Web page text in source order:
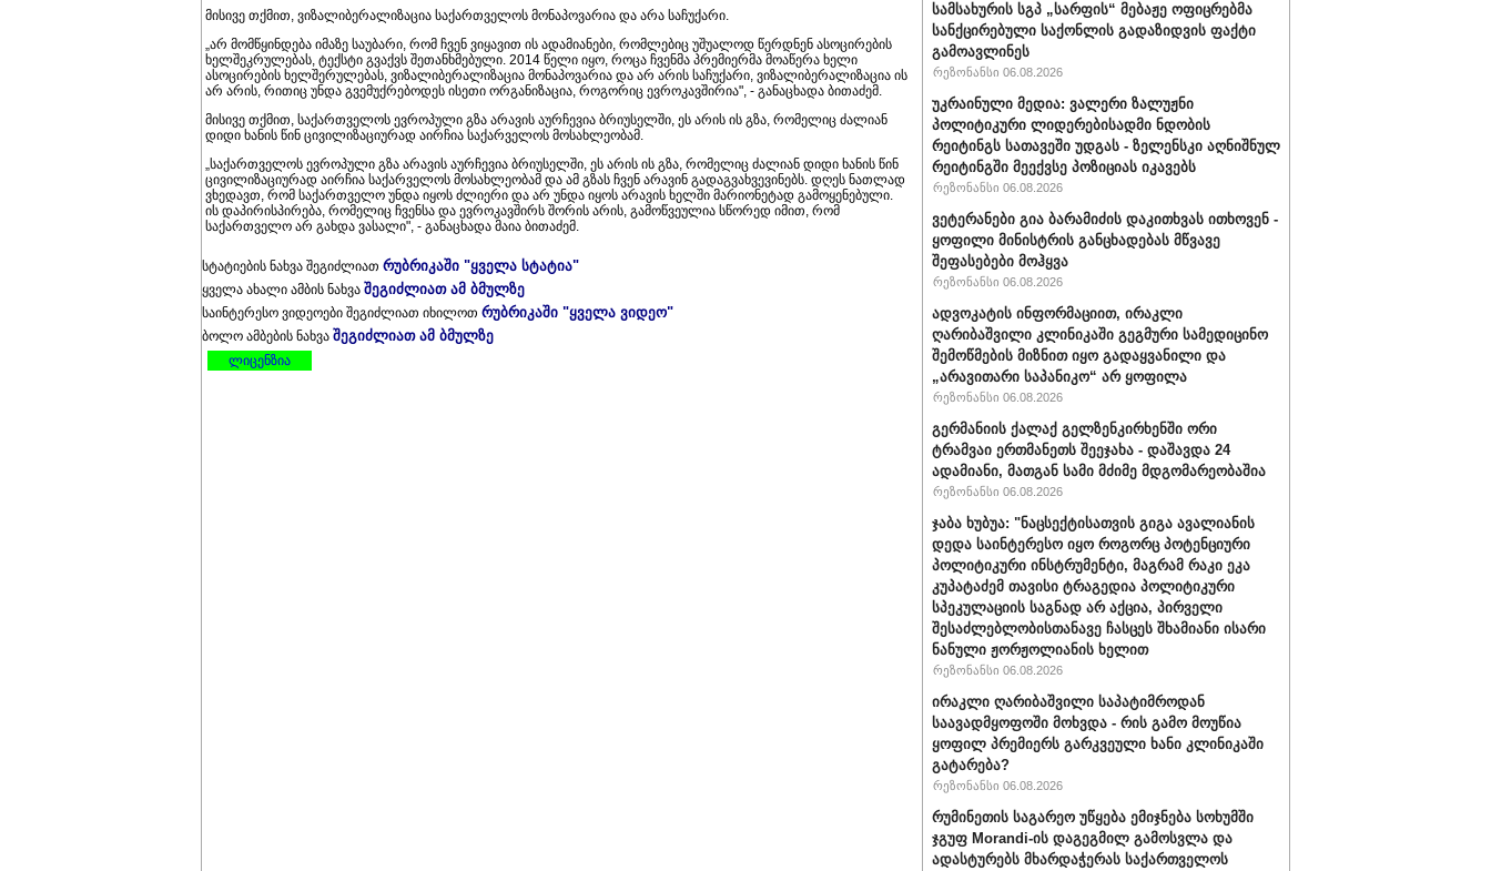
მისივე თქმით, ვიზალიბერალიზაცია საქართველოს მონაპოვარია და არა საჩუქარი.
„არ მომწყინდება იმაზე საუბარი, რომ ჩვენ ვიყავით ის ადამიანები, რომლებიც უშუალოდ წერდნენ ასოცირების
ხელშეკრულებას, ტექსტი გვაქვს შეთანხმებული. 2014 წელი იყო, როცა ჩვენმა პრემიერმა მოაწერა ხელი
ასოცირების ხელშერულებას, ვიზალიბერალიზაცია მონაპოვარია და არ არის საჩუქარი, ვიზალიბერალიზაცია ის
არ არის, რითიც უნდა გვემუქრებოდეს ისეთი ორგანიზაცია, როგორიც ევროკავშირია", - განაცხადა ბითაძემ.
მისივე თქმით, საქართველოს ევროპული გზა არავის აურჩევია ბრიუსელში, ეს არის ის გზა, რომელიც ძალიან
დიდი ხანის წინ ცივილიზაციურად აირჩია საქარველოს მოსახლეობამ.
„საქართველოს ევროპული გზა არავის აურჩევია ბრიუსელში, ეს არის ის გზა, რომელიც ძალიან დიდი ხანის წინ
ცივილიზაციურად აირჩია საქარველოს მოსახლეობამ და ამ გზას ჩვენ არავინ გადაგვახვევინებს. დღეს ნათლად
ვხედავთ, რომ საქართველო უნდა იყოს ძლიერი და არ უნდა იყოს არავის ხელში მარიონეტად გამოყენებული.
ის დაპირისპირება, რომელიც ჩვენსა და ევროკავშირს შორის არის, გამოწვეულია სწორედ იმით, რომ
საქართველო არ გახდა ვასალი", - განაცხადა მაია ბითაძემ.
სტატიების ნახვა შეგიძლიათ რუბრიკაში "ყველა სტატია"
ყველა ახალი ამბის ნახვა შეგიძლიათ ამ ბმულზე
საინტერესო ვიდეოები შეგიძლიათ იხილოთ რუბრიკაში "ყველა ვიდეო"
ბოლო ამბების ნახვა შეგიძლიათ ამ ბმულზე
ლიცენზია
სამსახურის სგპ „სარფის“ მებაჟე ოფიცრებმა
სანქცირებული საქონლის გადაზიდვის ფაქტი
გამოავლინეს
რეზონანსი 06.08.2026
უკრაინული მედია: ვალერი ზალუჟნი
პოლიტიკური ლიდერებისადმი ნდობის
რეიტინგს სათავეში უდგას - ზელენსკი აღნიშნულ
რეიტინგში მეექვსე პოზიციას იკავებს
რეზონანსი 06.08.2026
ვეტერანები გია ბარამიძის დაკითხვას ითხოვენ -
ყოფილი მინისტრის განცხადებას მწვავე
შეფასებები მოჰყვა
რეზონანსი 06.08.2026
ადვოკატის ინფორმაციით, ირაკლი
ღარიბაშვილი კლინიკაში გეგმური სამედიცინო
შემოწმების მიზნით იყო გადაყვანილი და
„არავითარი საპანიკო“ არ ყოფილა
რეზონანსი 06.08.2026
გერმანიის ქალაქ გელზენკირხენში ორი
ტრამვაი ერთმანეთს შეეჯახა - დაშავდა 24
ადამიანი, მათგან სამი მძიმე მდგომარეობაშია
რეზონანსი 06.08.2026
ჯაბა ხუბუა: "ნაცსექტისათვის გიგა ავალიანის
დედა საინტერესო იყო როგორც პოტენციური
პოლიტიკური ინსტრუმენტი, მაგრამ რაკი ეკა
კუპატაძემ თავისი ტრაგედია პოლიტიკური
სპეკულაციის საგნად არ აქცია, პირველი
შესაძლებლობისთანავე ჩასცეს შხამიანი ისარი
ნანული ჟორჟოლიანის ხელით
რეზონანსი 06.08.2026
ირაკლი ღარიბაშვილი საპატიმროდან
საავადმყოფოში მოხვდა - რის გამო მოუწია
ყოფილ პრემიერს გარკვეული ხანი კლინიკაში
გატარება?
რეზონანსი 06.08.2026
რუმინეთის საგარეო უწყება ემიჯნება სოხუმში
ჯგუფ Morandi-ის დაგეგმილ გამოსვლა და
ადასტურებს მხარდაჭერას საქართველოს